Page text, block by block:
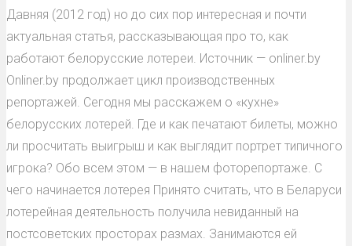
Давняя (2012 год) но до сих пор интересная и почти
актуальная статья, рассказывающая про то, как
работают белорусские лотереи. Источник — onliner.by
Onliner.by продолжает цикл производственных
репортажей. Сегодня мы расскажем о «кухне»
белорусских лотерей. Где и как печатают билеты, можно
ли просчитать выигрыш и как выглядит портрет типичного
игрока? Обо всем этом — в нашем фоторепортаже. С
чего начинается лотерея Принято считать, что в Беларуси
лотерейная деятельность получила невиданный на
постсоветских просторах размах. Занимаются ей